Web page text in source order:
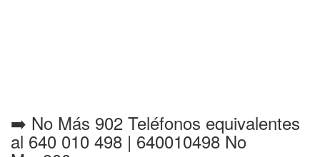
➡️ No Más 902 Teléfonos equivalentes
al 640 010 498 | 640010498 No